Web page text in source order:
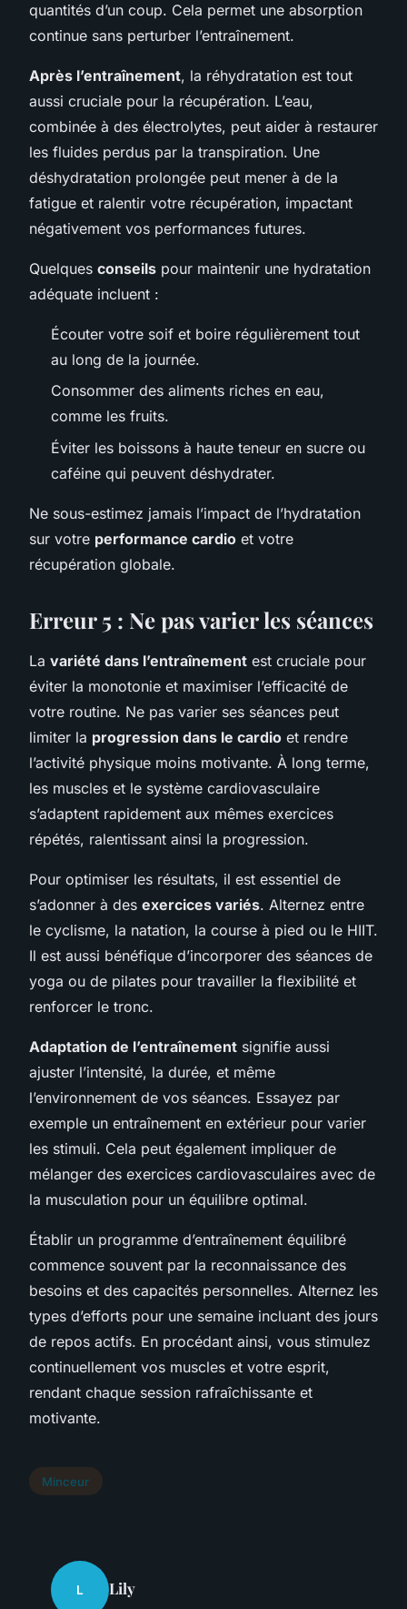
quantités d’un coup. Cela permet une absorption
continue sans perturber l’entraînement.
Après l’entraînement, la réhydratation est tout
aussi cruciale pour la récupération. L’eau,
combinée à des électrolytes, peut aider à restaurer
les fluides perdus par la transpiration. Une
déshydratation prolongée peut mener à de la
fatigue et ralentir votre récupération, impactant
négativement vos performances futures.
Quelques conseils pour maintenir une hydratation
adéquate incluent :
Écouter votre soif et boire régulièrement tout
au long de la journée.
Consommer des aliments riches en eau,
comme les fruits.
Éviter les boissons à haute teneur en sucre ou
caféine qui peuvent déshydrater.
Ne sous-estimez jamais l’impact de l’hydratation
sur votre performance cardio et votre
récupération globale.
Erreur 5 : Ne pas varier les séances
La variété dans l’entraînement est cruciale pour
éviter la monotonie et maximiser l’efficacité de
votre routine. Ne pas varier ses séances peut
limiter la progression dans le cardio et rendre
l’activité physique moins motivante. À long terme,
les muscles et le système cardiovasculaire
s’adaptent rapidement aux mêmes exercices
répétés, ralentissant ainsi la progression.
Pour optimiser les résultats, il est essentiel de
s’adonner à des exercices variés. Alternez entre
le cyclisme, la natation, la course à pied ou le HIIT.
Il est aussi bénéfique d’incorporer des séances de
yoga ou de pilates pour travailler la flexibilité et
renforcer le tronc.
Adaptation de l’entraînement signifie aussi
ajuster l’intensité, la durée, et même
l’environnement de vos séances. Essayez par
exemple un entraînement en extérieur pour varier
les stimuli. Cela peut également impliquer de
mélanger des exercices cardiovasculaires avec de
la musculation pour un équilibre optimal.
Établir un programme d’entraînement équilibré
commence souvent par la reconnaissance des
besoins et des capacités personnelles. Alternez les
types d’efforts pour une semaine incluant des jours
de repos actifs. En procédant ainsi, vous stimulez
continuellement vos muscles et votre esprit,
rendant chaque session rafraîchissante et
motivante.
Minceur
L Lily